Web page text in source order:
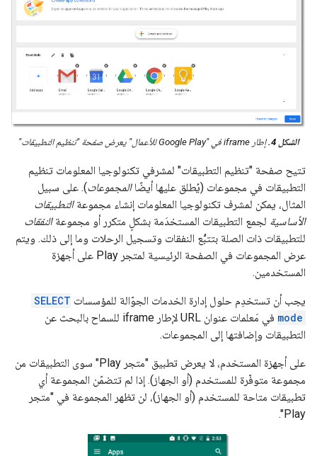
الشكل 4. إطار iframe في "Google Play للأعمال" يعرض صفحة "تنظيم التطبيقات"
تتيح صفحة "تنظيم التطبيقات" لمشرفي تكنولوجيا المعلومات تنظيم
التطبيقات في مجموعات (يُطلق عليها أيضًاالمجموعات). على سبيل
المثال، يمكن لمشرف تكنولوجيا المعلومات إنشاء مجموعةالتطبيقات
الأساسية لجمع التطبيقات المستخدَمة بشكلٍ متكرر أو مجموعةالنفقات
للتطبيقات ذات الصلة بتتبُّع النفقات وتسجيل الرحلات وما إلى ذلك. ويتم
عرض المجموعات في الصفحة الرئيسية لمتجر Play على أجهزة
المستخدمين.
يجب أن تستخدِم حلول إدارة الخدمات الجوّالة للمؤسسات SELECT
mode
في مَعلمات عنوان URL لإطار iframe للسماح بالبحث عن
التطبيقات وإضافتها إلى المجموعات.
على أجهزة المستخدم، لا يعرض تطبيق "متجر Play" سوى التطبيقات من
مجموعة متوفّرة للمستخدم (أو الجهاز). إذا لم تتضمّن المجموعة أي
تطبيقات متاحة للمستخدم (أو الجهاز)، لن تظهر المجموعة في "متجر
Play".